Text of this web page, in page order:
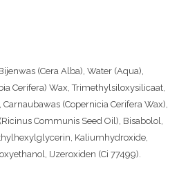
(Cera Alba), Water (Aqua),
Cerifera) Wax, Trimethylsiloxysilicaat,
(Copernicia Cerifera Wax),
Communis Seed Oil), Bisabolol,
Kaliumhydroxide,
IJzeroxiden (Ci 77499).